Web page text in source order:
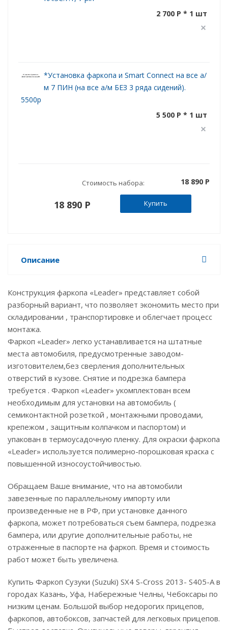
2 700 P * 1 шт
*Установка фаркопа и Smart Connect на все а/
м 7 ПИН (на все а/м БЕЗ 3 ряда сидений).
5500р
5 500 P * 1 шт
Стоимость набора: 18 890 P
18 890 P Купить
Описание
Конструкция фаркопа «Leader» представляет собой
разборный вариант, что позволяет экономить место при
складировании , транспортировке и облегчает процесс
монтажа.
Фаркоп «Leader» легко устанавливается на штатные
места автомобиля, предусмотренные заводом-
изготовителем,без сверления дополнительных
отверстий в кузове. Снятие и подрезка бампера
требуется . Фаркоп «Leader» укомплектован всем
необходимым для установки на автомобиль (
семиконтактной розеткой , монтажными проводами,
крепежом , защитным колпачком и паспортом) и
упакован в термоусадочную пленку. Для окраски фаркопа
«Leader» используется полимерно-порошковая краска с
повышенной износоустойчивостью.
Обращаем Ваше внимание, что на автомобили
завезенные по параллельному импорту или
произведенные не в РФ, при установке данного
фаркопа, может потребоваться съем бампера, подрезка
бампера, или другие дополнительные работы, не
отраженные в паспорте на фаркоп. Время и стоимость
работ может быть увеличена.
Купить Фаркоп Сузуки (Suzuki) SX4 S-Cross 2013- S405-A в
городах Казань, Уфа, Набережные Челны, Чебоксары по
низким ценам. Большой выбор недорогих прицепов,
фаркопов, автобоксов, запчастей для легковых прицепов.